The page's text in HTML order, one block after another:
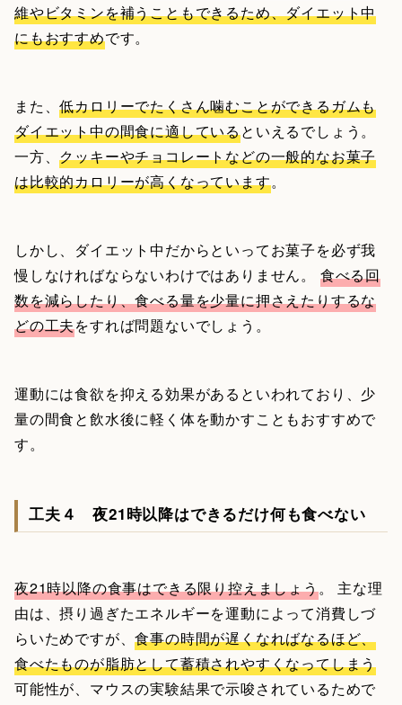
維やビタミンを補うこともできるため、ダイエット中
にもおすすめです。
また、低カロリーでたくさん噛むことができるガムも
ダイエット中の間食に適しているといえるでしょう。
一方、クッキーやチョコレートなどの一般的なお菓子
は比較的カロリーが高くなっています。
しかし、ダイエット中だからといってお菓子を必ず我
慢しなければならないわけではありません。 食べる回
数を減らしたり、食べる量を少量に押さえたりするな
どの工夫をすれば問題ないでしょう。
運動には食欲を抑える効果があるといわれており、少
量の間食と飲水後に軽く体を動かすこともおすすめで
す。
工夫４ 夜21時以降はできるだけ何も食べない
夜21時以降の食事はできる限り控えましょう。 主な理
由は、摂り過ぎたエネルギーを運動によって消費しづ
らいためですが、食事の時間が遅くなればなるほど、
食べたものが脂肪として蓄積されやすくなってしまう
可能性が、マウスの実験結果で示唆されているためで